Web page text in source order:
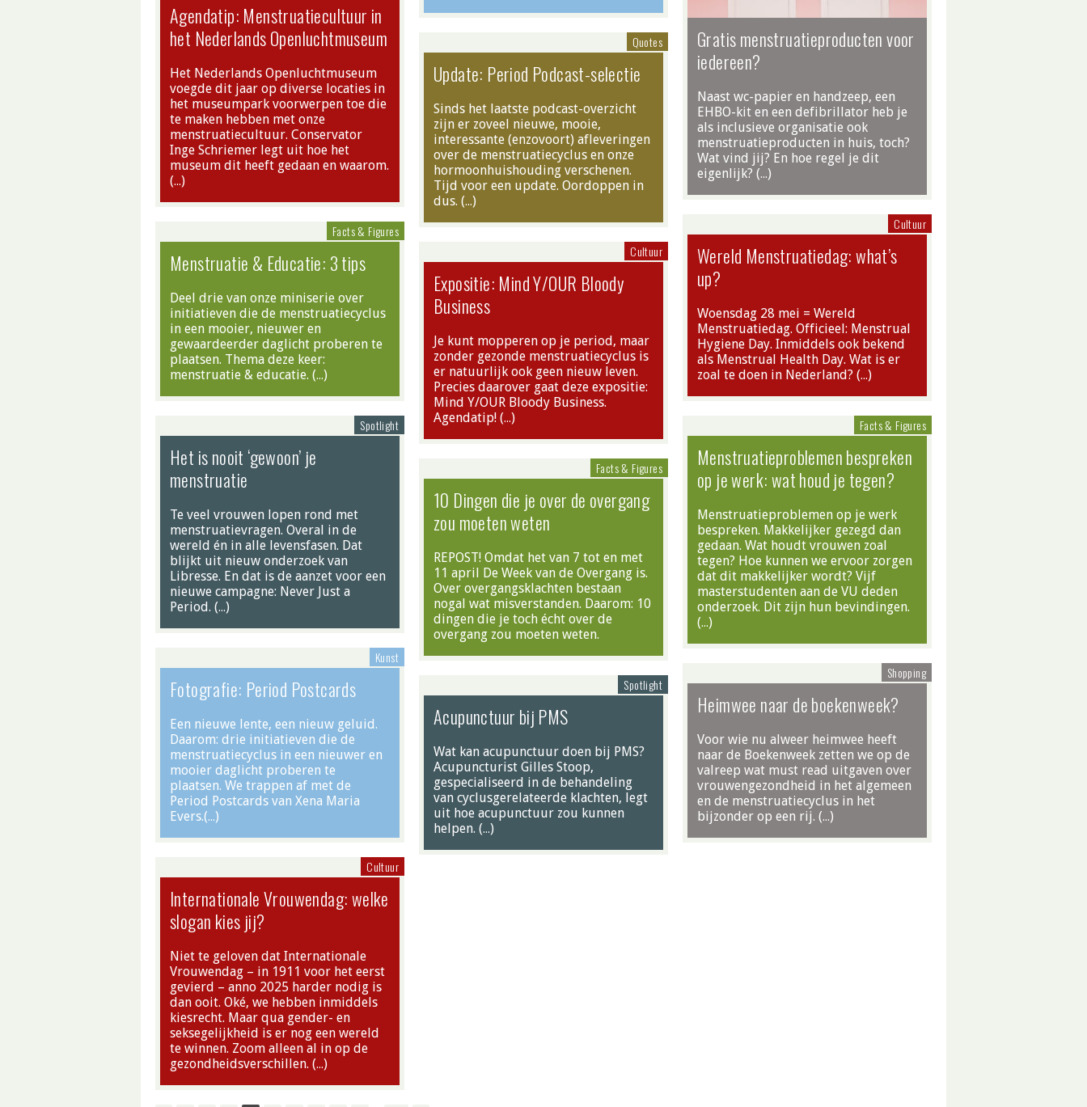
Agendatip: Menstruatiecultuur in
het Nederlands Openluchtmuseum
Het Nederlands Openluchtmuseum
voegde dit jaar op diverse locaties in
het museumpark voorwerpen toe die
te maken hebben met onze
menstruatiecultuur. Conservator
Inge Schriemer legt uit hoe het
museum dit heeft gedaan en waarom.
(…)
Gratis menstruatieproducten voor
iedereen?
Naast wc-papier en handzeep, een
EHBO-kit en een defibrillator heb je
als inclusieve organisatie ook
menstruatieproducten in huis, toch?
Wat vind jij? En hoe regel je dit
eigenlijk? (…)
Quotes
Update: Period Podcast-selectie
Sinds het laatste podcast-overzicht
zijn er zoveel nieuwe, mooie,
interessante (enzovoort) afleveringen
over de menstruatiecyclus en onze
hormoonhuishouding verschenen.
Tijd voor een update. Oordoppen in
dus. (…)
Cultuur
Wereld Menstruatiedag: what’s
up?
Woensdag 28 mei = Wereld
Menstruatiedag. Officieel: Menstrual
Hygiene Day. Inmiddels ook bekend
als Menstrual Health Day. Wat is er
zoal te doen in Nederland? (…)
Facts & Figures
Menstruatie & Educatie: 3 tips
Deel drie van onze miniserie over
initiatieven die de menstruatiecyclus
in een mooier, nieuwer en
gewaardeerder daglicht proberen te
plaatsen. Thema deze keer:
menstruatie & educatie. (…)
Cultuur
Expositie: Mind Y/OUR Bloody
Business
Je kunt mopperen op je period, maar
zonder gezonde menstruatiecyclus is
er natuurlijk ook geen nieuw leven.
Precies daarover gaat deze expositie:
Mind Y/OUR Bloody Business.
Agendatip! (…)
Spotlight
Het is nooit ‘gewoon’ je
menstruatie
Te veel vrouwen lopen rond met
menstruatievragen. Overal in de
wereld én in alle levensfasen. Dat
blijkt uit nieuw onderzoek van
Libresse. En dat is de aanzet voor een
nieuwe campagne: Never Just a
Period. (…)
Facts & Figures
Menstruatieproblemen bespreken
op je werk: wat houd je tegen?
Menstruatieproblemen op je werk
bespreken. Makkelijker gezegd dan
gedaan. Wat houdt vrouwen zoal
tegen? Hoe kunnen we ervoor zorgen
dat dit makkelijker wordt? Vijf
masterstudenten aan de VU deden
onderzoek. Dit zijn hun bevindingen.
(…)
Facts & Figures
10 Dingen die je over de overgang
zou moeten weten
REPOST! Omdat het van 7 tot en met
11 april De Week van de Overgang is.
Over overgangsklachten bestaan
nogal wat misverstanden. Daarom: 10
dingen die je toch écht over de
overgang zou moeten weten.
Kunst
Fotografie: Period Postcards
Een nieuwe lente, een nieuw geluid.
Daarom: drie initiatieven die de
menstruatiecyclus in een nieuwer en
mooier daglicht proberen te
plaatsen. We trappen af met de
Period Postcards van Xena Maria
Evers.(…)
Shopping
Heimwee naar de boekenweek?
Voor wie nu alweer heimwee heeft
naar de Boekenweek zetten we op de
valreep wat must read uitgaven over
vrouwengezondheid in het algemeen
en de menstruatiecyclus in het
bijzonder op een rij. (…)
Spotlight
Acupunctuur bij PMS
Wat kan acupunctuur doen bij PMS?
Acupuncturist Gilles Stoop,
gespecialiseerd in de behandeling
van cyclusgerelateerde klachten, legt
uit hoe acupunctuur zou kunnen
helpen. (…)
Cultuur
Internationale Vrouwendag: welke
slogan kies jij?
Niet te geloven dat Internationale
Vrouwendag – in 1911 voor het eerst
gevierd – anno 2025 harder nodig is
dan ooit. Oké, we hebben inmiddels
kiesrecht. Maar qua gender- en
seksegelijkheid is er nog een wereld
te winnen. Zoom alleen al in op de
gezondheidsverschillen. (…)